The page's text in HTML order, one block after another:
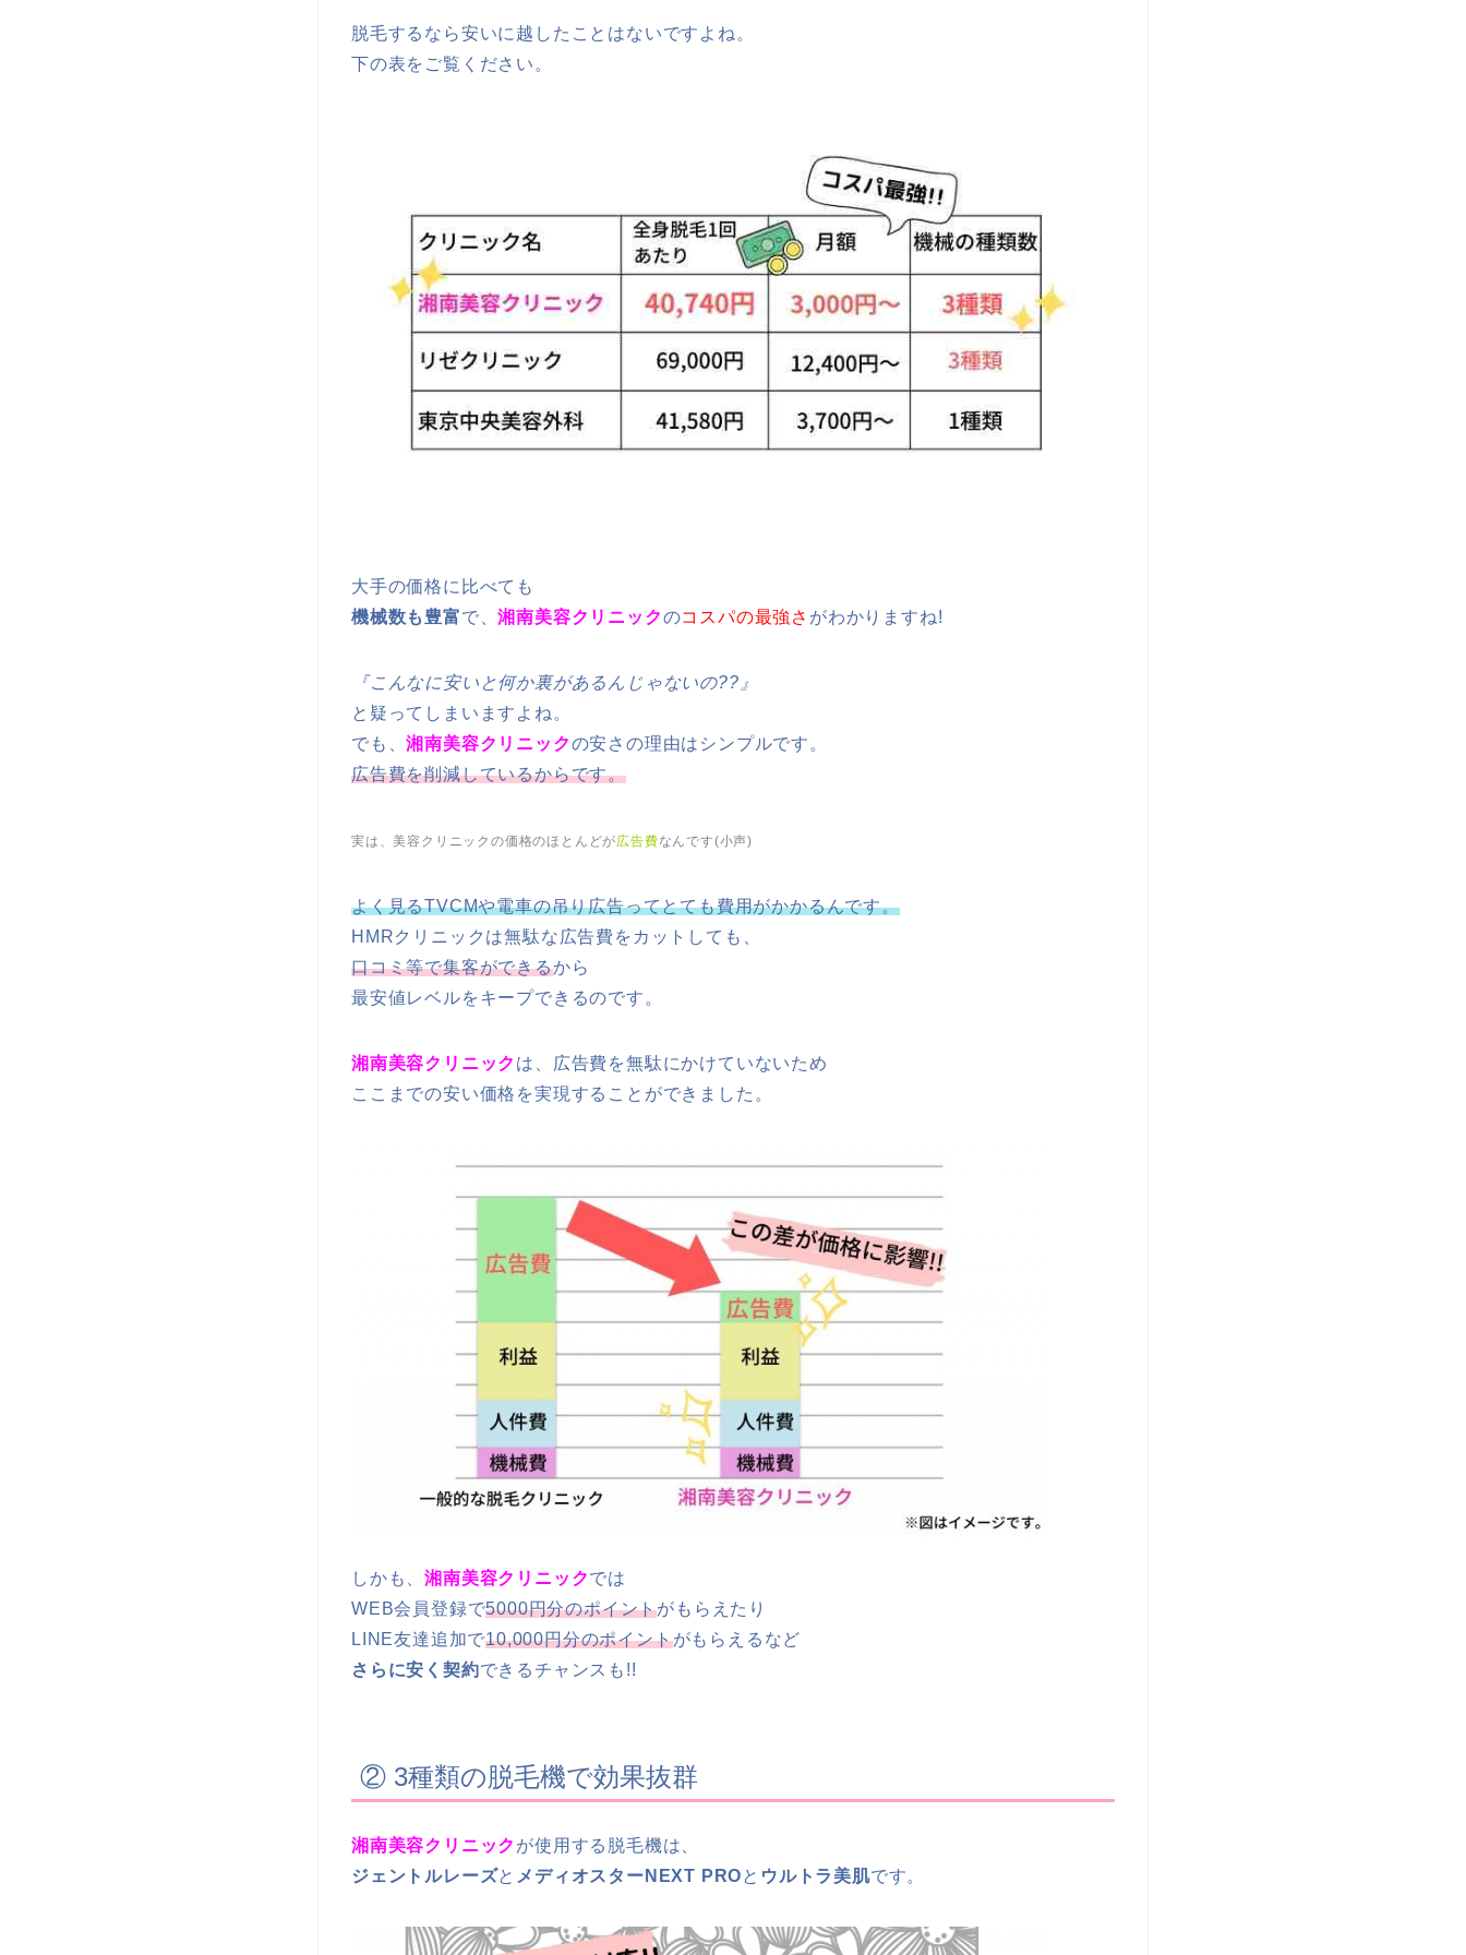
脱毛するなら安いに越したことはないですよね。
下の表をご覧ください。
大手の価格に比べても
機械数も豊富で、湘南美容クリニックのコスパの最強さ がわかりますね!
『こんなに安いと何か裏があるんじゃないの??』
と疑ってしまいますよね。
でも、湘南美容クリニックの安さの理由はシンプルです。
広告費を削減しているからです。
実は、美容クリニックの価格のほとんどが広告費なんです(小声)
よく見るTVCMや電車の吊り広告ってとても費用がかかるんです。
HMRクリニックは無駄な広告費をカットしても、
口コミ等で集客ができるから
最安値レベルをキープできるのです。
湘南美容クリニック は、広告費を無駄にかけていないため
ここまでの安い価格を実現することができました。
しかも、湘南美容クリニックでは
WEB会員登録で5000円分のポイントがもらえたり
LINE友達追加で10,000円分のポイントがもらえるなど
さらに安く契約できるチャンスも!!
② 3種類の脱毛機で効果抜群
湘南美容クリニック が使用する脱毛機は、
ジェントルレーズと メディオスターNEXT PROと ウルトラ美肌です。